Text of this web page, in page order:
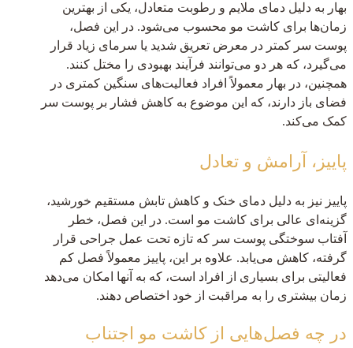
بهار به دلیل دمای ملایم و رطوبت متعادل، یکی از بهترین
زمان‌ها برای کاشت مو محسوب می‌شود. در این فصل،
پوست سر کمتر در معرض تعریق شدید یا سرمای زیاد قرار
می‌گیرد، که هر دو می‌توانند فرآیند بهبودی را مختل کنند.
همچنین، در بهار معمولاً افراد فعالیت‌های سنگین کمتری در
فضای باز دارند، که این موضوع به کاهش فشار بر پوست سر
کمک می‌کند.
پاییز، آرامش و تعادل
پاییز نیز به دلیل دمای خنک و کاهش تابش مستقیم خورشید،
گزینه‌ای عالی برای کاشت مو است. در این فصل، خطر
آفتاب سوختگی پوست سر که تازه تحت عمل جراحی قرار
گرفته، کاهش می‌یابد. علاوه بر این، پاییز معمولاً فصل کم
فعالیتی برای بسیاری از افراد است، که به آنها امکان می‌دهد
زمان بیشتری را به مراقبت از خود اختصاص دهند.
در چه فصل‌هایی از کاشت مو اجتناب